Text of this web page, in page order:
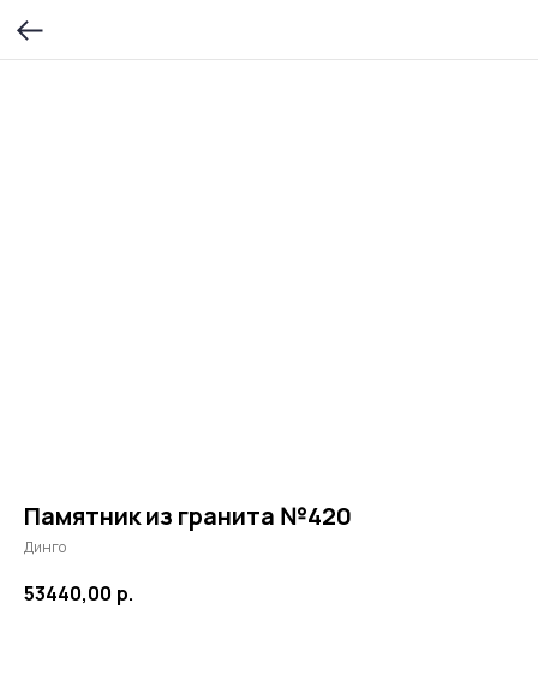
Памятник из гранита №420
Динго
53440,00 р.